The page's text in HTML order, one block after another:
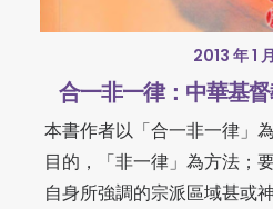
2013 年 1
合一非一律：中華基
本書作者以「合一非一律」
目的，「非一律」為方法；
自身所強調的宗派區域甚或